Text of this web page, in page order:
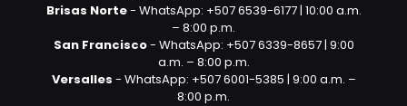
Brisas Norte- WhatsApp: +507 6539-6177 | 10:00 a.m.
– 8:00 p.m.
San Francisco- WhatsApp: +507 6339-8657 | 9:00
a.m. – 8:00 p.m.
Versalles - WhatsApp: +507 6001-5385 | 9:00 a.m. –
8:00 p.m.